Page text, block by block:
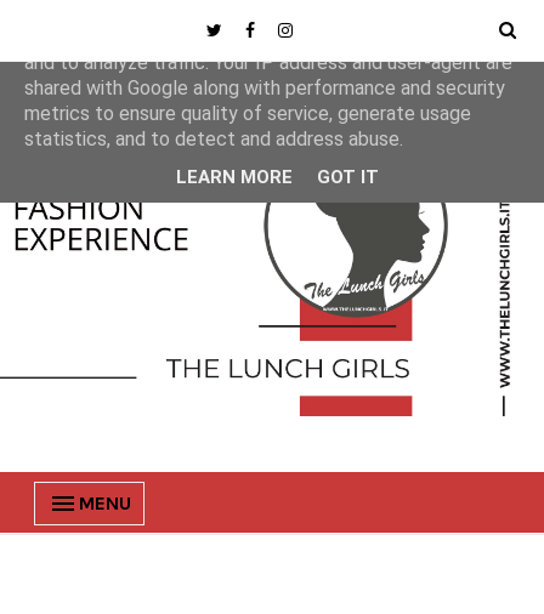
MENU
This site uses cookies from Google to deliver its services
and to analyze traffic. Your IP address and user-agent are
shared with Google along with performance and security
metrics to ensure quality of service, generate usage
statistics, and to detect and address abuse.
LEARN MORE GOT IT